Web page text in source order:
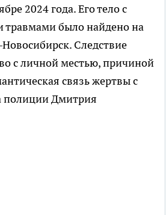
2024 года. Его тело с
было найдено на
Следствие
с личной местью, причиной
связь жертвы с
полиции Дмитрия